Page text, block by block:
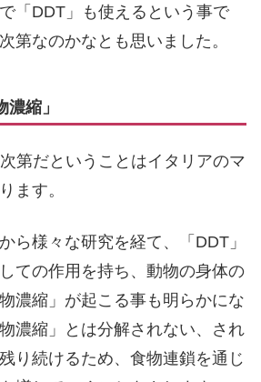
「DDT」も使えるという事で
第なのかなとも思いました。
濃縮」
第だということはイタリアのマ
ます。
ら様々な研究を経て、「DDT」
ての作用を持ち、動物の身体の
濃縮」が起こる事も明らかにな
濃縮」とは分解されない、され
り続けるため、食物連鎖を通じ